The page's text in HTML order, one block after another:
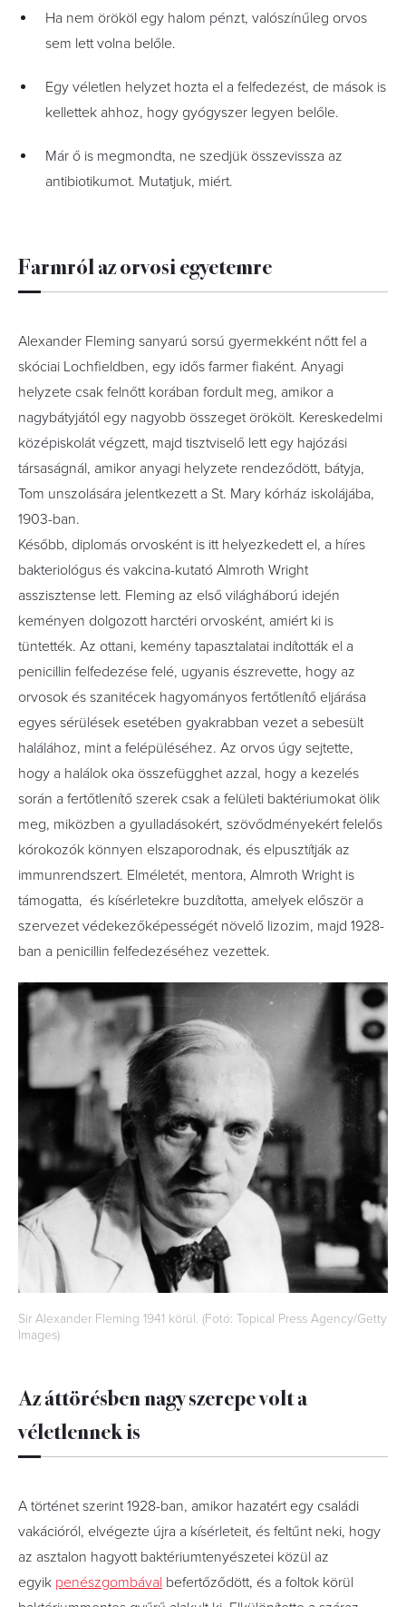
Ha nem örököl egy halom pénzt, valószínűleg orvos
sem lett volna belőle.
Egy véletlen helyzet hozta el a felfedezést, de mások is
kellettek ahhoz, hogy gyógyszer legyen belőle.
Már ő is megmondta, ne szedjük összevissza az
antibiotikumot. Mutatjuk, miért.
Farmról az orvosi egyetemre
Alexander Fleming sanyarú sorsú gyermekként nőtt fel a
skóciai Lochfieldben, egy idős farmer fiaként. Anyagi
helyzete csak felnőtt korában fordult meg, amikor a
nagybátyjától egy nagyobb összeget örökölt. Kereskedelmi
középiskolát végzett, majd tisztviselő lett egy hajózási
társaságnál, amikor anyagi helyzete rendeződött, bátyja,
Tom unszolására jelentkezett a St. Mary kórház iskolájába,
1903-ban.
Később, diplomás orvosként is itt helyezkedett el, a híres
bakteriológus és vakcina-kutató Almroth Wright
asszisztense lett. Fleming az első világháború idején
keményen dolgozott harctéri orvosként, amiért ki is
tüntették. Az ottani, kemény tapasztalatai indították el a
penicillin felfedezése felé, ugyanis észrevette, hogy az
orvosok és szanitécek hagyományos fertőtlenítő eljárása
egyes sérülések esetében gyakrabban vezet a sebesült
halálához, mint a felépüléséhez. Az orvos úgy sejtette,
hogy a halálok oka összefügghet azzal, hogy a kezelés
során a fertőtlenítő szerek csak a felületi baktériumokat ölik
meg, miközben a gyulladásokért, szövődményekért felelős
kórokozók könnyen elszaporodnak, és elpusztítják az
immunrendszert. Elméletét, mentora, Almroth Wright is
támogatta, és kísérletekre buzdította, amelyek először a
szervezet védekezőképességét növelő lizozim, majd 1928-
ban a penicillin felfedezéséhez vezettek.
Sir Alexander Fleming 1941 körül. (Fotó: Topical Press Agency/Getty
Images)
Az áttörésben nagy szerepe volt a
véletlennek is
A történet szerint 1928-ban, amikor hazatért egy családi
vakációról, elvégezte újra a kísérleteit, és feltűnt neki, hogy
az asztalon hagyott baktériumtenyészetei közül az
egyik penészgombával befertőződött, és a foltok körül